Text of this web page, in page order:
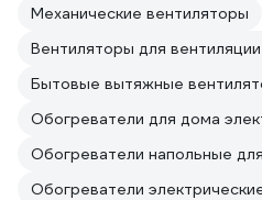
Механические вентиляторы
Вентиляторы для
Бытовые вытяжные
Обогреватели для дома
Обогреватели напольные
Обогреватели